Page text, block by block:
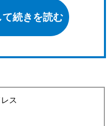
続きを読む
ス